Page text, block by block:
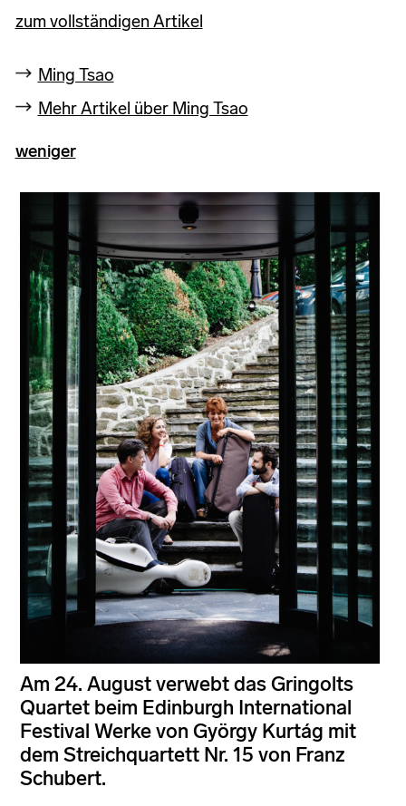
zum vollständigen Artikel
Ming Tsao
Mehr Artikel über Ming Tsao
weniger
Am 24. August verwebt das Gringolts
Quartet beim Edinburgh International
Festival Werke von György Kurtág mit
dem Streichquartett Nr. 15 von Franz
Schubert.